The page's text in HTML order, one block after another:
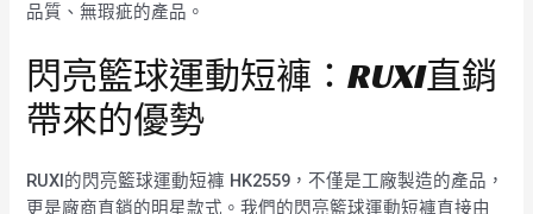
品質、無瑕疵的產品。
閃亮籃球運動短褲：RUXI直銷
帶來的優勢
RUXI的閃亮籃球運動短褲 HK2559，不僅是工廠製造的產品，
更是廠商直銷的明星款式。我們的閃亮籃球運動短褲直接由